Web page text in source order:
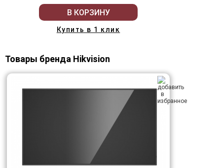
В КОРЗИНУ
Купить в 1 клик
Товары бренда Hikvision